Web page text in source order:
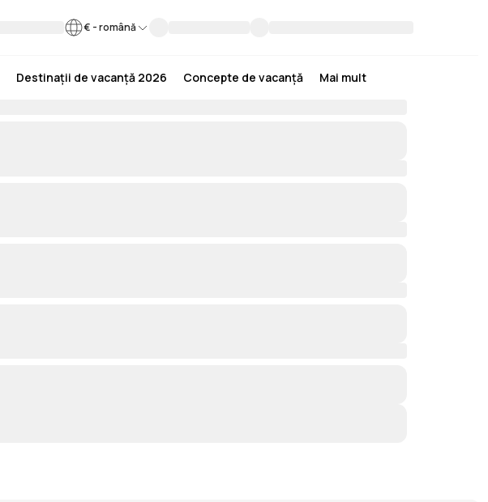
€ -română
Destinații de vacanță 2026 Concepte de vacanță Mai mult